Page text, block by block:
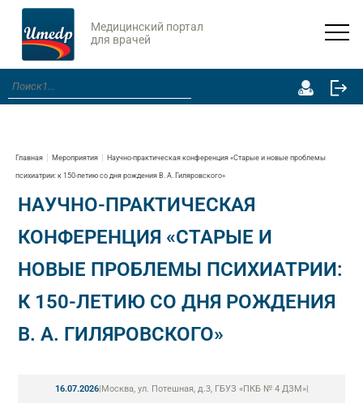
Медицинский портал
для врачей
Главная Мероприятия Научно-практическая конференция «Старые и новые проблемы
психиатрии: к 150-летию со дня рождения В. А. Гиляровского»
НАУЧНО-ПРАКТИЧЕСКАЯ
КОНФЕРЕНЦИЯ «СТАРЫЕ И
НОВЫЕ ПРОБЛЕМЫ ПСИХИАТРИИ:
К 150-ЛЕТИЮ СО ДНЯ РОЖДЕНИЯ
В. А. ГИЛЯРОВСКОГО»
16.07.2026|Москва, ул. Потешная, д.3, ГБУЗ «ПКБ № 4 ДЗМ»|